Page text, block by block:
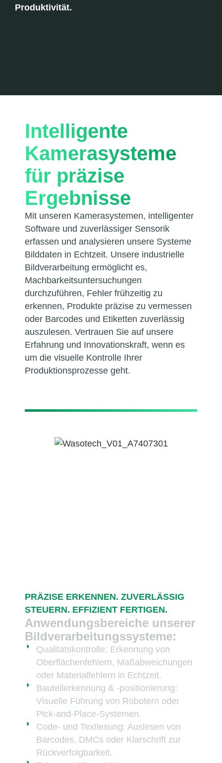
Produktivität.
Mit unseren Kamerasystemen, intelligenter
Software und zuverlässiger Sensorik
erfassen und analysieren unsere Systeme
Bilddaten in Echtzeit. Unsere industrielle
Bildverarbeitung ermöglicht es,
Machbarkeitsuntersuchungen
durchzuführen, Fehler frühzeitig zu
erkennen, Produkte präzise zu vermessen
oder Barcodes und Etiketten zuverlässig
auszulesen. Vertrauen Sie auf unsere
Erfahrung und Innovationskraft, wenn es
um die visuelle Kontrolle Ihrer
Produktionsprozesse geht.
Intelligente
Kamerasysteme
für präzise
Ergebnisse
PRÄZISE ERKENNEN. ZUVERLÄSSIG
STEUERN. EFFIZIENT FERTIGEN.
Anwendungsbereiche unserer
Bildverarbeitungssysteme:
Qualitätskontrolle: Erkennung von
Oberflächenfehlern, Maßabweichungen
oder Materialfehlern in Echtzeit.
Bauteilerkennung & -positionierung:
Visuelle Führung von Robotern oder
Pick-and-Place-Systemen.
Code- und Textlesung: Auslesen von
Barcodes, DMCs oder Klarschrift zur
Rückverfolgbarkeit.